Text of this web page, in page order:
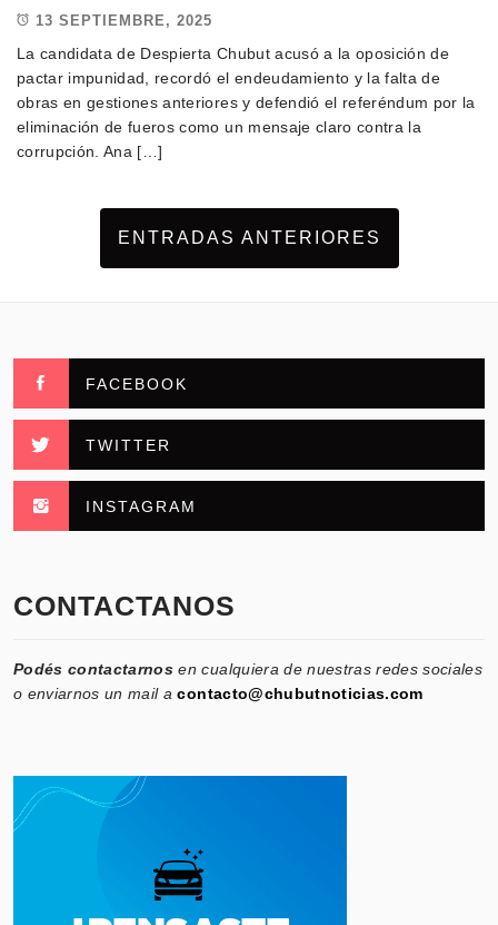
13 SEPTIEMBRE, 2025
La candidata de Despierta Chubut acusó a la oposición de
pactar impunidad, recordó el endeudamiento y la falta de
obras en gestiones anteriores y defendió el referéndum por la
eliminación de fueros como un mensaje claro contra la
corrupción. Ana […]
ENTRADAS ANTERIORES
FACEBOOK
TWITTER
INSTAGRAM
CONTACTANOS
Podés contactarnos en cualquiera de nuestras redes sociales
o enviarnos un mail acontacto@chubutnoticias.com